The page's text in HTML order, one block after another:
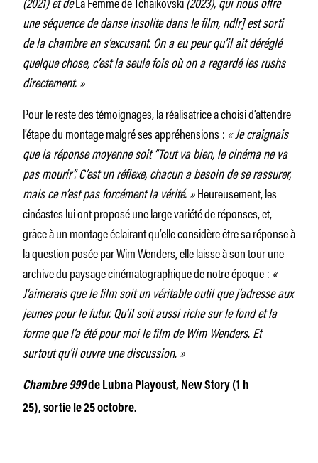
une séquence de danse insolite dans le film, ndlr] est sorti
de la chambre en s’excusant. On a eu peur qu’il ait déréglé
quelque chose, c’est la seule fois où on a regardé les rushs
directement. »
Pour le reste des témoignages, la réalisatrice a choisi d’attendre
l’étape du montage malgré ses appréhensions : « Je craignais
que la réponse moyenne soit “Tout va bien, le cinéma ne va
pas mourir”. C’est un réflexe, chacun a besoin de se rassurer,
mais ce n’est pas forcément la vérité. »Heureusement, les
cinéastes lui ont proposé une large variété de réponses, et,
grâce à un montage éclairant qu’elle considère être sa réponse à
la question posée par Wim Wenders, elle laisse à son tour une
archive du paysage cinématographique de notre époque : «
J’aimerais que le film soit un véritable outil que j’adresse aux
jeunes pour le futur. Qu’il soit aussi riche sur le fond et la
forme que l’a été pour moi le film de Wim Wenders. Et
surtout qu’il ouvre une discussion. »
Chambre 999de Lubna Playoust, New Story (1 h
25), sortie le 25 octobre.